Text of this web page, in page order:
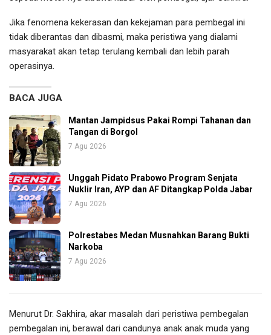
Jika fenomena kekerasan dan kekejaman para pembegal ini
tidak diberantas dan dibasmi, maka peristiwa yang dialami
masyarakat akan tetap terulang kembali dan lebih parah
operasinya.
BACA JUGA
Mantan Jampidsus Pakai Rompi Tahanan dan
Tangan di Borgol
7 Agu 2026
Unggah Pidato Prabowo Program Senjata
Nuklir Iran, AYP dan AF Ditangkap Polda Jabar
7 Agu 2026
Polrestabes Medan Musnahkan Barang Bukti
Narkoba
7 Agu 2026
Menurut Dr. Sakhira, akar masalah dari peristiwa pembegalan
pembegalan ini, berawal dari candunya anak anak muda yang